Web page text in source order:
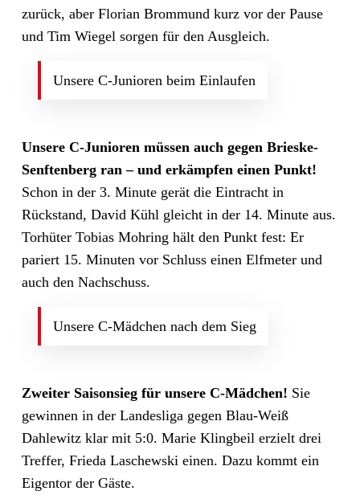
zurück, aber Florian Brommund kurz vor der Pause
und Tim Wiegel sorgen für den Ausgleich.
Unsere C-Junioren beim Einlaufen
Unsere C-Junioren müssen auch gegen Brieske-
Senftenberg ran – und erkämpfen einen Punkt!
Schon in der 3. Minute gerät die Eintracht in
Rückstand, David Kühl gleicht in der 14. Minute aus.
Torhüter Tobias Mohring hält den Punkt fest: Er
pariert 15. Minuten vor Schluss einen Elfmeter und
auch den Nachschuss.
Unsere C-Mädchen nach dem Sieg
Zweiter Saisonsieg für unsere C-Mädchen! Sie
gewinnen in der Landesliga gegen Blau-Weiß
Dahlewitz klar mit 5:0. Marie Klingbeil erzielt drei
Treffer, Frieda Laschewski einen. Dazu kommt ein
Eigentor der Gäste.